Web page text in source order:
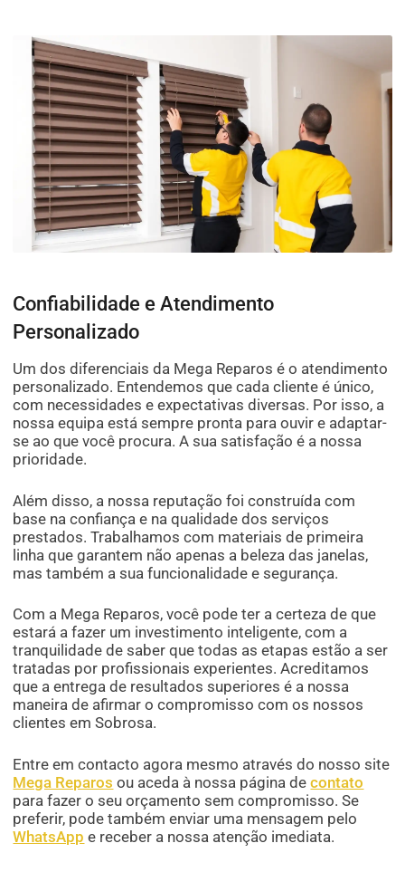
Confiabilidade e Atendimento
Personalizado
Um dos diferenciais da Mega Reparos é o atendimento
personalizado. Entendemos que cada cliente é único,
com necessidades e expectativas diversas. Por isso, a
nossa equipa está sempre pronta para ouvir e adaptar-
se ao que você procura. A sua satisfação é a nossa
prioridade.
Além disso, a nossa reputação foi construída com
base na confiança e na qualidade dos serviços
prestados. Trabalhamos com materiais de primeira
linha que garantem não apenas a beleza das janelas,
mas também a sua funcionalidade e segurança.
Com a Mega Reparos, você pode ter a certeza de que
estará a fazer um investimento inteligente, com a
tranquilidade de saber que todas as etapas estão a ser
tratadas por profissionais experientes. Acreditamos
que a entrega de resultados superiores é a nossa
maneira de afirmar o compromisso com os nossos
clientes em Sobrosa.
Entre em contacto agora mesmo através do nosso site
Mega Reparos ou aceda à nossa página decontato
para fazer o seu orçamento sem compromisso. Se
preferir, pode também enviar uma mensagem pelo
WhatsApp e receber a nossa atenção imediata.